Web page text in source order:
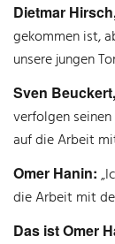
Dietmar
gekommen ist,
unsere jungen
Sven
verfolgen
auf die Arbeit
Omer Hanin:
die Arbeit mit
Das ist Omer